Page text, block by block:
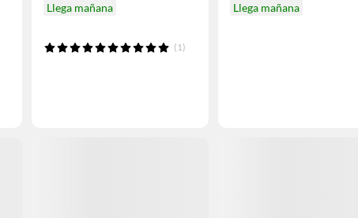
Llega mañana
(1)
Llega mañana